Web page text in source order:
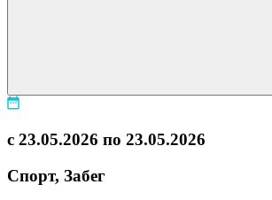
с 23.05.2026 по 23.05.2026
Спорт, Забег